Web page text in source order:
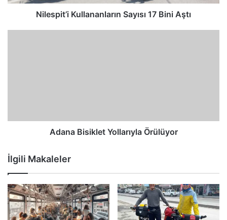
Nilespit’i Kullananların Sayısı 17 Bini Aştı
Adana Bisiklet Yollarıyla Örülüyor
İlgili Makaleler